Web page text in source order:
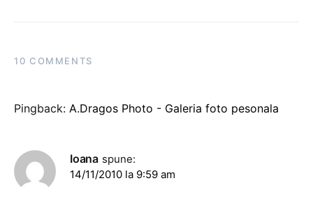
10 COMMENTS
Pingback: A.Dragos Photo - Galeria foto pesonala
Ioana spune:
14/11/2010 la 9:59 am